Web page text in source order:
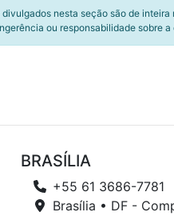
nesta seção são de
ou responsabilidade
BRASÍLIA
+55 61 3686-7781
Brasília • DF -